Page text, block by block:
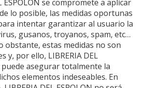
ESPOLON se compromete a aplicar
lo posible, las medidas oportunas
intentar garantizar al usuario la
gusanos, troyanos, spam, etc…
obstante, estas medidas no son
y, por ello, LIBRERIA DEL
asegurar totalmente la
elementos indeseables. En